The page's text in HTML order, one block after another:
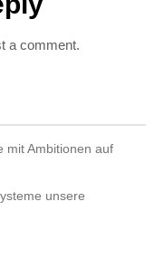
a comment.
mit Ambitionen auf
unsere